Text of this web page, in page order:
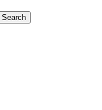
Search